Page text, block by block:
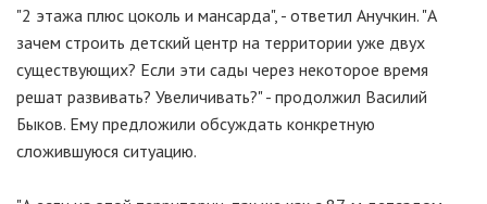
"2 этажа плюс цоколь и мансарда", - ответил Анучкин. "А
зачем строить детский центр на территории уже двух
существующих? Если эти сады через некоторое время
решат развивать? Увеличивать?" - продолжил Василий
Быков. Ему предложили обсуждать конкретную
сложившуюся ситуацию.